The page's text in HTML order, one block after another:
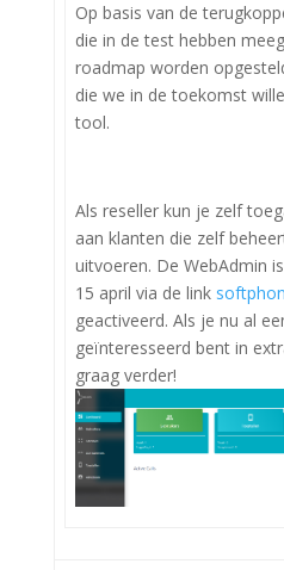
Op basis van de
die in de test hebben
roadmap worden
die we in de toekomst
tool.
Als reseller kun je zelf
aan klanten die zelf
uitvoeren. De WebAdmin
15 april via de link
geactiveerd.Als je nu al
geïnteresseerd bent in
graag verder!